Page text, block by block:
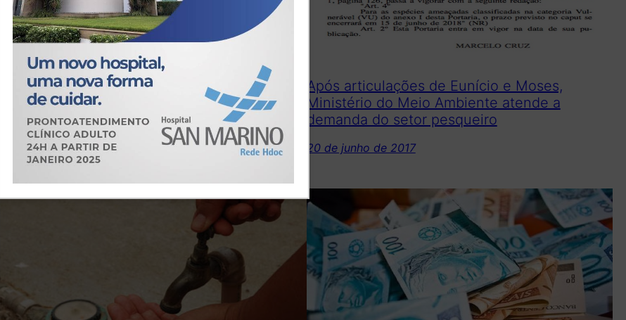
Mortes por acidentes caem 12,5% no Ceará
em um ano
21 de junho de 2017
Após articulações de Eunício e Moses,
Ministério do Meio Ambiente atende a
demanda do setor pesqueiro
20 de junho de 2017